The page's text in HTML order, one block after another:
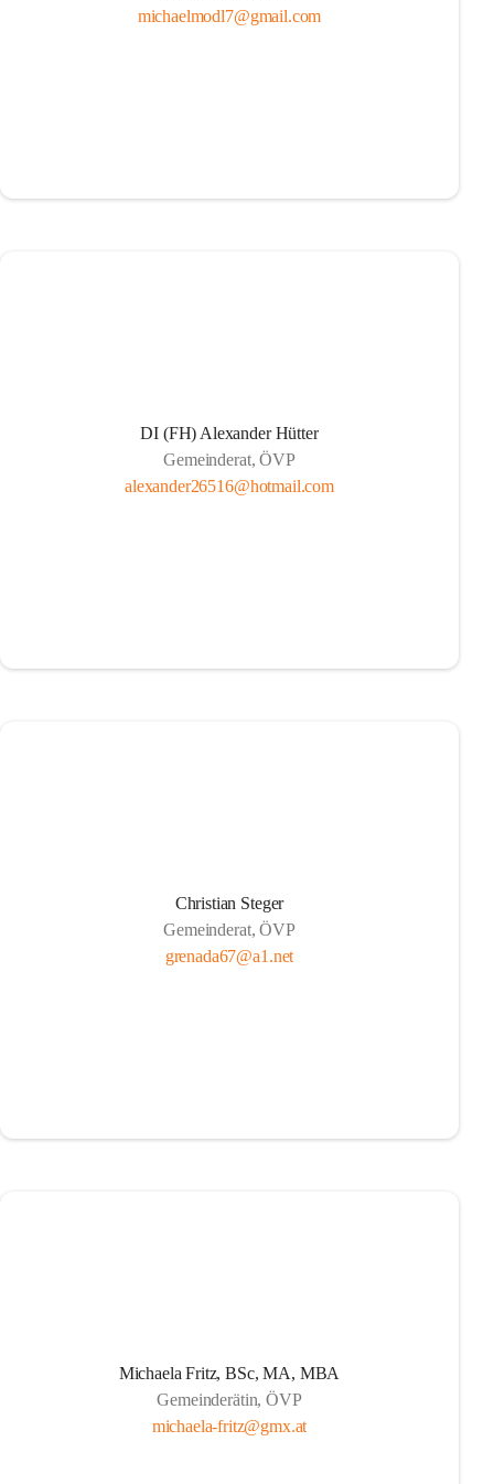
michaelmodl7@gmail.com
DI (FH) Alexander Hütter
Gemeinderat, ÖVP
alexander26516@hotmail.com
Christian Steger
Gemeinderat, ÖVP
grenada67@a1.net
Michaela Fritz, BSc, MA, MBA
Gemeinderätin, ÖVP
michaela-fritz@gmx.at